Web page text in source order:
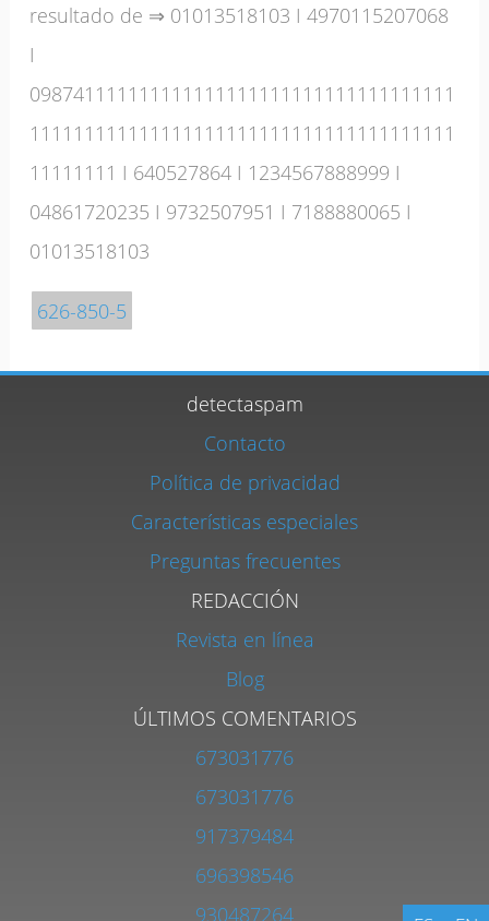
resultado de ⇒ 01013518103 I4970115207068
I
098741111111111111111111111111111111111
111111111111111111111111111111111111111
11111111 I 640527864 I 1234567888999 I
04861720235 I 9732507951 I 7188880065 I
01013518103
626-850-5
detectaspam
Contacto
Política de privacidad
Características especiales
Preguntas frecuentes
REDACCIÓN
Revista en línea
Blog
ÚLTIMOS COMENTARIOS
673031776
673031776
917379484
696398546
930487264